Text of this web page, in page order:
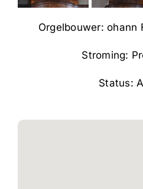
Orgelbouwer: ohann
Stroming:
Status: